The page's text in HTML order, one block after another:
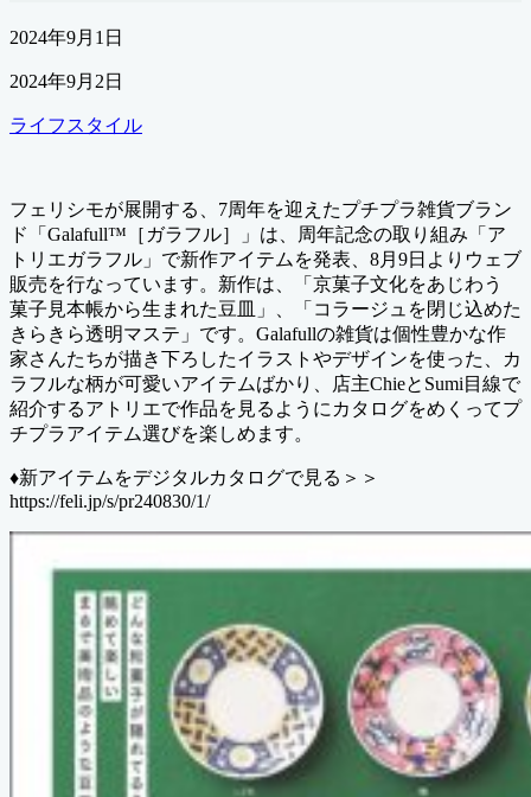
公
日
2024年9月1日
最
更
2024年9月2日
カ
リ
ー
ライフスタイル
フェリシモが展開する、7周年を迎えたプチプラ雑貨ブラン
ド「Galafull™［ガラフル］」は、周年記念の取り組み「ア
トリエガラフル」で新作アイテムを発表、8月9日よりウェブ
販売を行なっています。新作は、「京菓子文化をあじわう
菓子見本帳から生まれた豆皿」、「コラージュを閉じ込めた
きらきら透明マステ」です。Galafullの雑貨は個性豊かな作
家さんたちが描き下ろしたイラストやデザインを使った、カ
ラフルな柄が可愛いアイテムばかり、店主ChieとSumi目線で
紹介するアトリエで作品を見るようにカタログをめくってプ
チプラアイテム選びを楽しめます。
♦︎新アイテムをデジタルカタログで見る＞＞
https://feli.jp/s/pr240830/1/